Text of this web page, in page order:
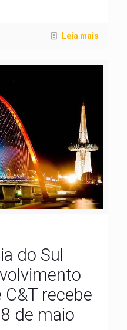
Leia mais
do Sul
recebe
de maio